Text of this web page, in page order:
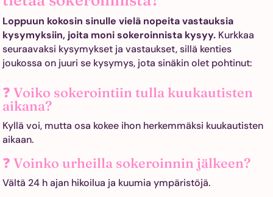
Loppuun kokosin sinulle vielä nopeita vastauksia
kysymyksiin, joita moni sokeroinnista kysyy. Kurkkaa
seuraavaksi kysymykset ja vastaukset, sillä kenties
joukossa on juuri se kysymys, jota sinäkin olet pohtinut:
❓ Voiko sokerointiin tulla kuukautisten
aikana?
Kyllä voi, mutta osa kokee ihon herkemmäksi kuukautisten
aikaan.
❓ Voinko urheilla sokeroinnin jälkeen?
Vältä 24 h ajan hikoilua ja kuumia ympäristöjä.